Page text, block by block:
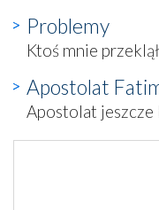
Problemy
Ktoś mnie przeklął
Apostolat
Apostolat